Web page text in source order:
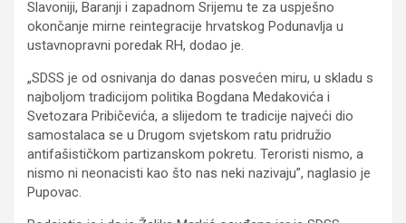
Slavoniji, Baranji i zapadnom Srijemu te za uspješno
okončanje mirne reintegracije hrvatskog Podunavlja u
ustavnopravni poredak RH, dodao je.
„SDSS je od osnivanja do danas posvećen miru, u skladu s
najboljom tradicijom politika Bogdana Medakovića i
Svetozara Pribičevića, a slijedom te tradicije najveći dio
samostalaca se u Drugom svjetskom ratu pridružio
antifašističkom partizanskom pokretu. Teroristi nismo, a
nismo ni neonacisti kao što nas neki nazivaju”, naglasio je
Pupovac.